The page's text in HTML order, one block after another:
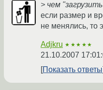
> чем
если размер и
не менялись, то
Adjkru ★★★★★
21.10.2007
Показать ответы